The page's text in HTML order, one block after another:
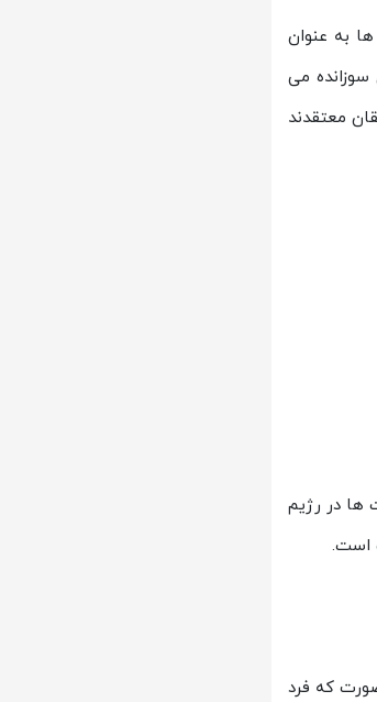
به عنوان
می
معتقدند
ها در رژیم
که فرد